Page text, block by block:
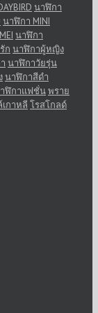
นาฬิกา
นาฬิกา MINI
นาฬิกา
ก นาฬิกาผู้หญิง
นาฬิกาวัยรุ่น
นาฬิกาสีดำ
ฬิกาแฟชั่นพราย
กาหลี โรสโกลด์